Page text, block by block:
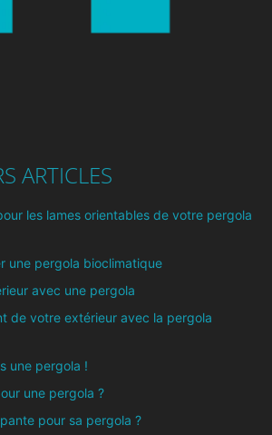
ARTICLES
les lames orientables de votre pergola
une pergola bioclimatique
avec une pergola
de votre extérieur avec la pergola
une pergola !
une pergola ?
pour sa pergola ?